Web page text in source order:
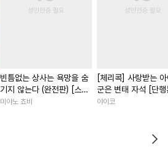
빈틈없는 상사는 욕망을 숨
기지 않는다 (완전판) [스크
롤]
미야노 쵸비
[체리콕] 사랑받는
군은 변태 자석 [단
야이코